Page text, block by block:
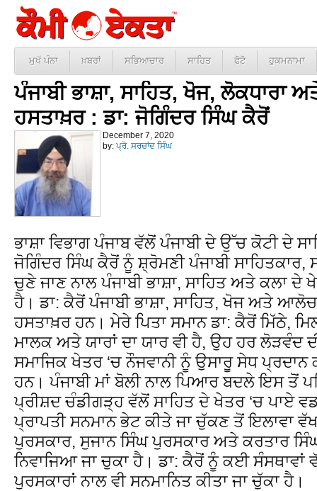
ਮੁਖੱ ਪੰਨਾ ਖ਼ਬਰਾਂ ਸਭਿਆਚਾਰ ਸਾਹਿਤ ਫੋਟੋ ਹੁਕਮਨਾਮਾ
ਪੰਜਾਬੀ ਭਾਸ਼ਾ, ਸਾਹਿਤ, ਖੋਜ, ਲੋਕਧਾਰਾ
ਹਸਤਾਖ਼ਰ : ਡਾ: ਜੋਗਿੰਦਰ ਸਿੰਘ ਕੈਰੋਂ
December 7, 2020
by: ਪ੍ਰੋ. ਸਰਚਾਂਦ ਸਿੰਘ
ਭਾਸ਼ਾ ਵਿਭਾਗ ਪੰਜਾਬ ਵੱਲੋਂ ਪੰਜਾਬੀ ਦੇ ਉੱਚ ਕੋਟੀ ਦੇ
ਜੋਗਿੰਦਰ ਸਿੰਘ ਕੈਰੋਂ ਨੂੰ ਸ਼੍ਰੋਮਣੀ ਪੰਜਾਬੀ
ਚੁਣੇ ਜਾਣ ਨਾਲ ਪੰਜਾਬੀ ਭਾਸ਼ਾ, ਸਾਹਿਤ ਅਤੇ ਕਲਾ ਦੇ
ਹੈ। ਡਾ: ਕੈਰੋਂ ਪੰਜਾਬੀ ਭਾਸ਼ਾ, ਸਾਹਿਤ, ਖੋਜ ਅਤੇ
ਹਸਤਾਖ਼ਰ ਹਨ। ਮੇਰੇ ਪਿਤਾ ਸਮਾਨ ਡਾ: ਕੈਰੋਂ ਮਿੱਠੇ,
ਮਾਲਕ ਅਤੇ ਯਾਰਾਂ ਦਾ ਯਾਰ ਵੀ ਹੈ, ਉਹ ਹਰ
ਸਮਾਜਿਕ ਖੇਤਰ ‘ਚ ਨੌਜਵਾਨੀ ਨੂੰ ਉਸਾਰੂ ਸੇਧ
ਹਨ। ਪੰਜਾਬੀ ਮਾਂ ਬੋਲੀ ਨਾਲ ਪਿਆਰ ਬਦਲੇ ਇਸ ਤੋਂ
ਪ੍ਰੀਸ਼ਦ ਚੰਡੀਗੜ੍ਹ ਵੱਲੋਂ ਸਾਹਿਤ ਦੇ ਖੇਤਰ ‘ਚ ਪਾਏ
ਪ੍ਰਾਪਤੀ ਸਨਮਾਨ ਭੇਟ ਕੀਤੇ ਜਾ ਚੁੱਕਣ ਤੋਂ ਇਲਾਵਾ
ਪੁਰਸਕਾਰ, ਸੁਜਾਨ ਸਿੰਘ ਪੁਰਸਕਾਰ ਅਤੇ ਕਰਤਾਰ
ਨਿਵਾਜਿਆ ਜਾ ਚੁਕਾ ਹੈ। ਡਾ: ਕੈਰੋਂ ਨੂੰ ਕਈ
ਪੁਰਸਕਾਰਾਂ ਨਾਲ ਵੀ ਸਨਮਾਨਿਤ ਕੀਤਾ ਜਾ ਚੁੱਕਾ ਹੈ।